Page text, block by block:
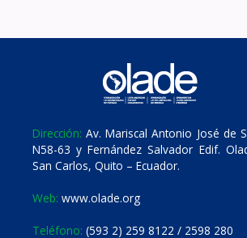
Dirección: Av. Mariscal Antonio José de
N58-63 y Fernández Salvador Edif.
San Carlos, Quito – Ecuador.
Web: www.olade.org
Teléfono: (593 2) 259 8122 / 2598 280